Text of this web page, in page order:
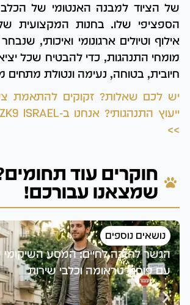
של הציוד למבנה האנטומי של הכלב
הספציפי שלו. בחנות המקצועית
אילוף וטיולים ארגונומי ואיכותי,
מומחי התנהגות, כדי להבטיח שכל
חיובית, בטוחה, נעימה ונטולת מתחים
יש לכם שאלות? זקוקים להתאמת
>>
חוקרים עוד
שמצאנו עבורכם!
נושאים נוספים
הגשר לחזרה לחיים: המסע השיקומי
עם פוסט־טראומה וכלבי שירות